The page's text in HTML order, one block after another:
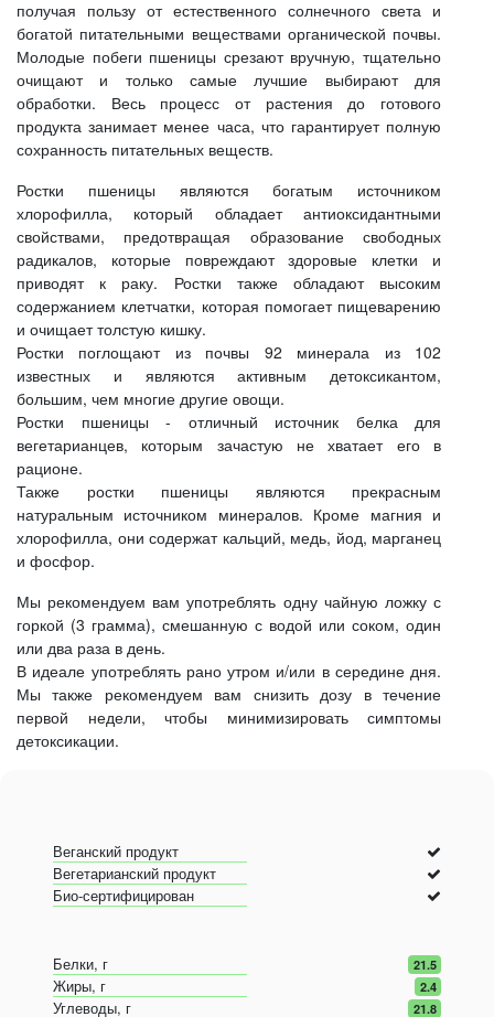
получая пользу от естественного солнечного света и
богатой питательными веществами органической почвы.
Молодые побеги пшеницы срезают вручную, тщательно
очищают и только самые лучшие выбирают для
обработки. Весь процесс от растения до готового
продукта занимает менее часа, что гарантирует полную
сохранность питательных веществ.
Ростки пшеницы являются богатым источником
хлорофилла, который обладает антиоксидантными
свойствами, предотвращая образование свободных
радикалов, которые повреждают здоровые клетки и
приводят к раку. Ростки также обладают высоким
содержанием клетчатки, которая помогает пищеварению
и очищает толстую кишку.
Ростки поглощают из почвы 92 минерала из 102
известных и являются активным детоксикантом,
большим, чем многие другие овощи.
Ростки пшеницы - отличный источник белка для
вегетарианцев, которым зачастую не хватает его в
рационе.
Также ростки пшеницы являются прекрасным
натуральным источником минералов. Кроме магния и
хлорофилла, они содержат кальций, медь, йод, марганец
и фосфор.
Мы рекомендуем вам употреблять одну чайную ложку с
горкой (3 грамма), смешанную с водой или соком, один
или два раза в день.
В идеале употреблять рано утром и/или в середине дня.
Мы также рекомендуем вам снизить дозу в течение
первой недели, чтобы минимизировать симптомы
детоксикации.
Веганский продукт
Вегетарианский продукт
Био-сертифицирован
Белки, г 21.5
Жиры, г 2.4
Углеводы, г 21.8